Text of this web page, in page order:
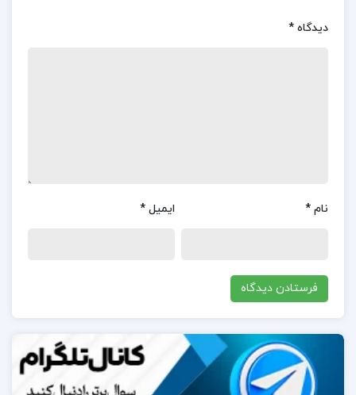
منظم و توضیحات دقیق، مورد توجه دانشجویان و اساتید
مازار یزدی:
در دانشکده مدیریت و حسابداری دانشگاه شهید بهشتی
فناوری اطلاعات و برنامه‌ریزی راهبردی فعالیت‌های
پژوهشی گسترده‌ای دارد.دکتر عرب مازار یزدی تاکنون
مقالات متعددی در مجلات معتبر داخلی و بین‌المللی منتشر
دیدگاه *
نام * ایمیل *